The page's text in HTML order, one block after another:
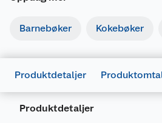
Barnebøker Kokebøker
Produktdetaljer
Produktdetaljer